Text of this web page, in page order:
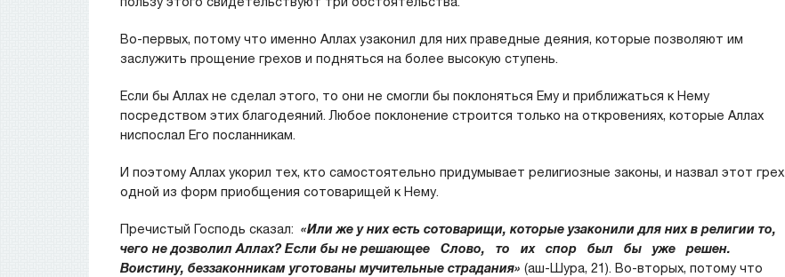
Во-первых, потому что именно Аллах узаконил для них праведные деяния, которые позволяют им
заслужить прощение грехов и подняться на более высокую ступень.
Если бы Аллах не сделал этого, то они не смогли бы поклоняться Ему и приближаться к Нему
посредством этих благодеяний. Любое поклонение строится только на откровениях, которые Аллах
ниспослал Его посланникам.
И поэтому Аллах укорил тех, кто самостоятельно придумывает религиозные законы, и назвал этот грех
одной из форм приобщения сотоварищей к Нему.
Пречистый Господь сказал: «Или же у них есть сотоварищи, которые узаконили для них в религии то,
чего не дозволил Аллах? Если бы не решающее Слово, то их спор был бы уже решен.
Воистину, беззаконникам уготованы мучительные страдания» (аш-Шура, 21). Во-вторых, потому что